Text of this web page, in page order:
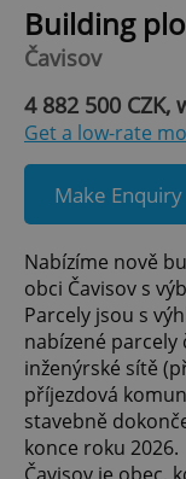
Building
Čavisov
4 882 500 CZK,
Get a low-rate
Make Enquiry
Nabízíme nově
obci Čavisov s
Parcely jsou s
nabízené parcely
inženýrské sítě
příjezdová
stavebně
konce roku 2026.